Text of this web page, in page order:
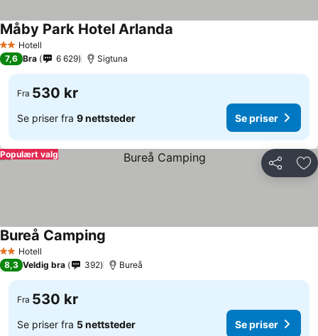
2 Stjerner
Hotell
Måby Park Hotel Arlanda
7,6 Bra 6 629 Sigtuna
Fra 530 kr
Se priser fra 9 nettsteder Se priser
Del
Populært valg
2 Stjerner
Hotell
Bureå Camping
8,3 Veldig bra 392 Bureå
Fra 530 kr
Se priser fra 5 nettsteder Se priser